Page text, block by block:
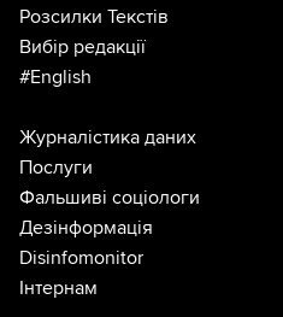
Розсилки Текстів
Вибір редакції
#English
Журналістика даних
Послуги
Фальшиві соціологи
Дезінформація
Disinfomonitor
Інтернам